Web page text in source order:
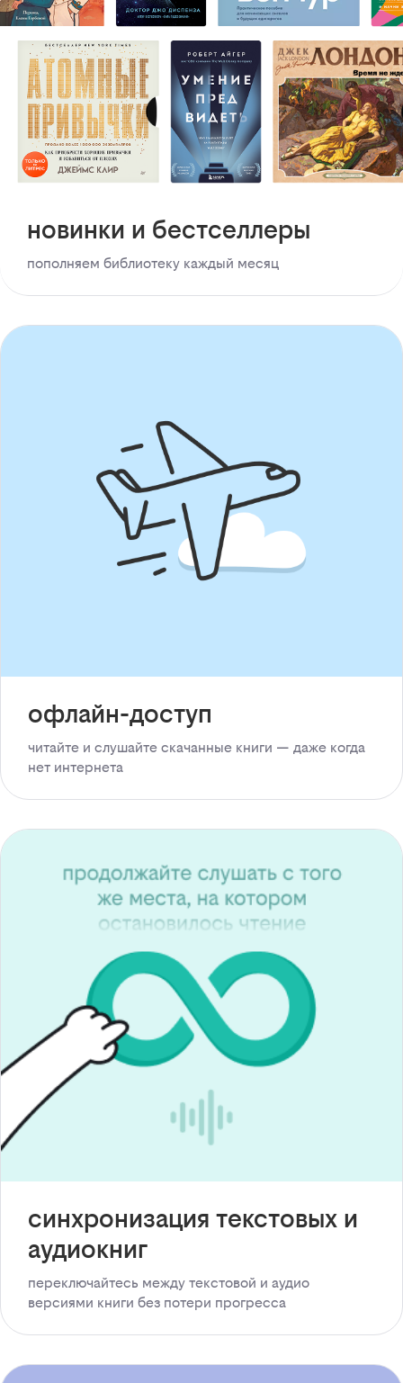
новинки и бестселлеры
пополняем библиотеку каждый месяц
офлайн-доступ
читайте и слушайте скачанные книги — даже когда
нет интернета
синхронизация текстовых и
аудиокниг
переключайтесь между текстовой и аудио
версиями книги без потери прогресса